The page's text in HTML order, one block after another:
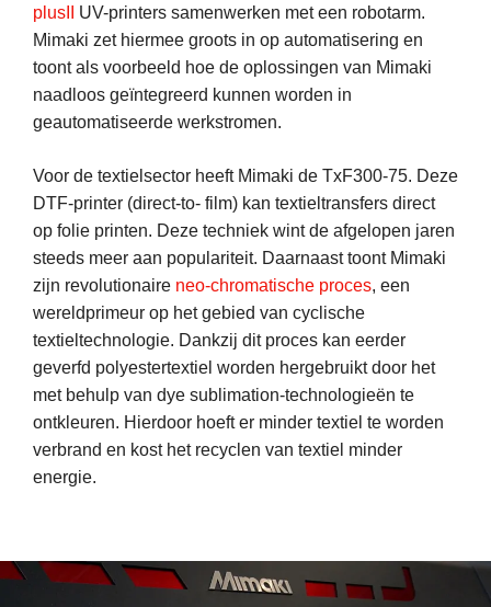
plusII
UV-printers samenwerken met een robotarm.
Mimaki zet hiermee groots in op automatisering en
toont als voorbeeld hoe de oplossingen van Mimaki
naadloos geïntegreerd kunnen worden in
geautomatiseerde werkstromen.
Voor de textielsector heeft Mimaki de TxF300-75. Deze
DTF-printer (direct-to- film) kan textieltransfers direct
op folie printen. Deze techniek wint de afgelopen jaren
steeds meer aan populariteit. Daarnaast toont Mimaki
zijn revolutionaire neo-chromatische proces, een
wereldprimeur op het gebied van cyclische
textieltechnologie. Dankzij dit proces kan eerder
geverfd polyestertextiel worden hergebruikt door het
met behulp van dye sublimation-technologieën te
ontkleuren. Hierdoor hoeft er minder textiel te worden
verbrand en kost het recyclen van textiel minder
energie.